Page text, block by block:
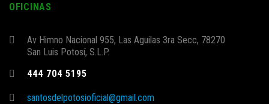
OFICINAS
Av Himno Nacional 955, Las Aguilas 3ra Secc, 78270
San Luis Potosí, S.L.P.
444 704 5195
santosdelpotosioficial@gmail.com